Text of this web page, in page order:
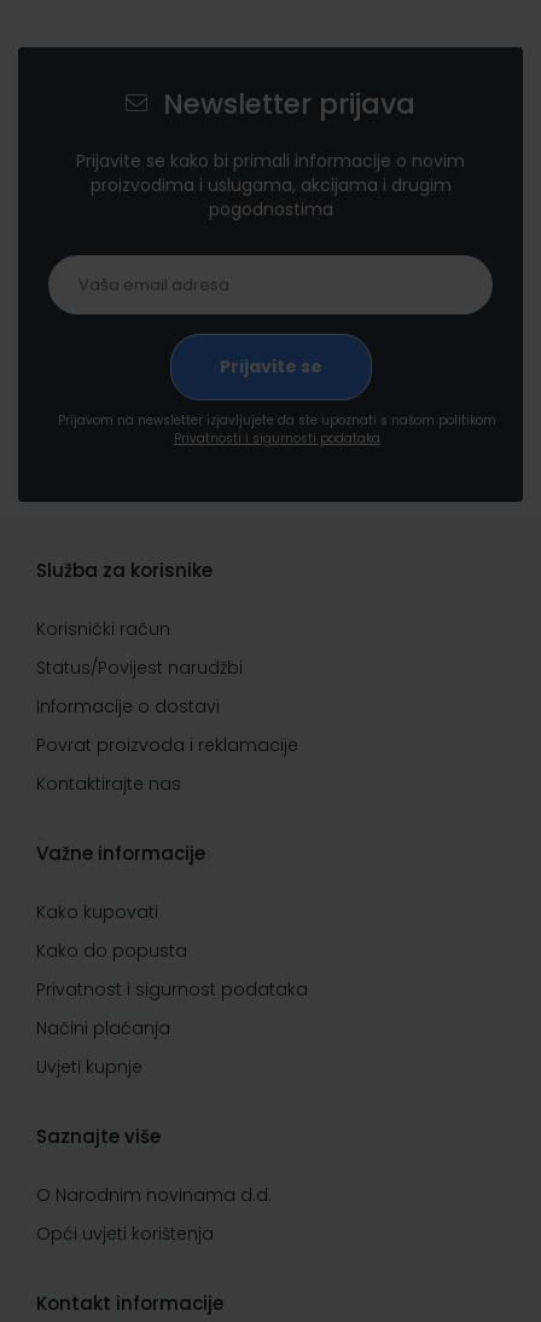
Newsletter prijava
Prijavite se kako bi primali informacije o novim
proizvodima i uslugama, akcijama i drugim
pogodnostima
Prijavom na newsletter izjavljujete da ste upoznati s našom politikom
Privatnosti i sigurnosti podataka
Služba za korisnike
Korisnički račun
Status/Povijest narudžbi
Informacije o dostavi
Povrat proizvoda i reklamacije
Kontaktirajte nas
Važne informacije
Kako kupovati
Kako do popusta
Privatnost i sigurnost podataka
Načini plaćanja
Uvjeti kupnje
Saznajte više
O Narodnim novinama d.d.
Opći uvjeti korištenja
Kontakt informacije